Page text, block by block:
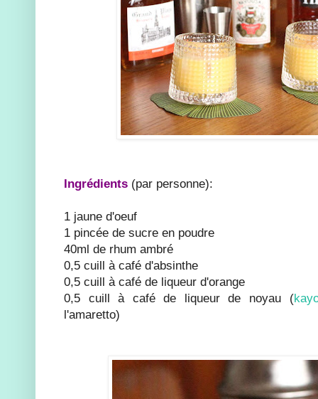
Ingrédients (par personne):
1 jaune d'oeuf
1 pincée de sucre en poudre
40ml de rhum ambré
0,5 cuill à café d'absinthe
0,5 cuill à café de liqueur d'orange
0,5 cuill à café de liqueur de noyau (
l'amaretto)